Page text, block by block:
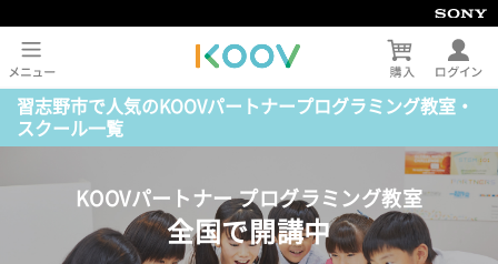
習志野市で人気のKOOVパートナープログラミング教室・
スクール一覧
KOOVパートナー プログラミング教室
全国で開講中